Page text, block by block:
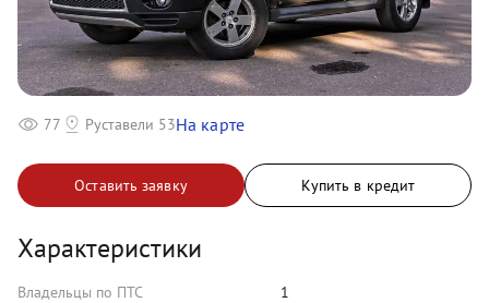
Оставить заявку Купить в кредит
Характеристики
Владельцы по ПТС
1
77 Руставели 53На карте